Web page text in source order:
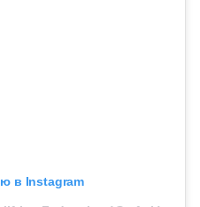
в Instagram